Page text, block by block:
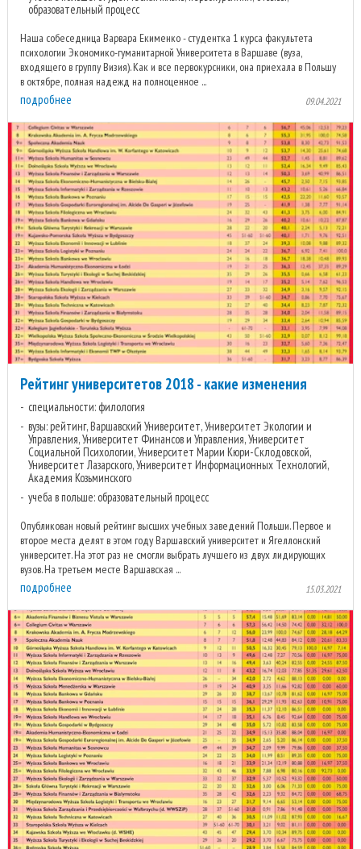
образовательный процесс
Наша собеседница Варвара Екименко - студентка 1 курса факультета
психологии Экономико-гуманитарной Университета в Варшаве (вуза,
входящего в группу Визия). Как и все первокурсники, она приехала в Польшу
в октябре, полная надежд на полноценное ...
подробнее 09.04.2021
Рейтинг университетов 2018 - какие изменения
специальности: филология
вузы: рейтинг, Варшавский Университет, Университет Экологии и
Управления, Университет Финансов и Управления, Университет
Социальной Психологии, Университет Марии Кюри-Склодовской,
Университет Лазарского, Университет Информационных Технологий,
Академия Козьминского
учеба в польше: образовательный процесс
Опубликован новый рейтинг высших учебных заведений Польши. Первое и
второе места делят в этом году Варшавский университет и Ягеллонский
университет. На этот раз не смогли выбрать лучшего из двух лидирующих
вузов. На третьем месте Варшавская ...
подробнее 15.03.2021